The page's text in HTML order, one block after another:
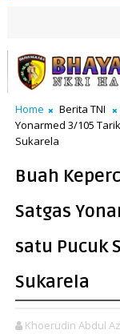
Home Berita TNI
Yonarmed 3/105
Sukarela
Buah
Satgas
satu Pucuk
Sukarela
Khoerudin Abdul